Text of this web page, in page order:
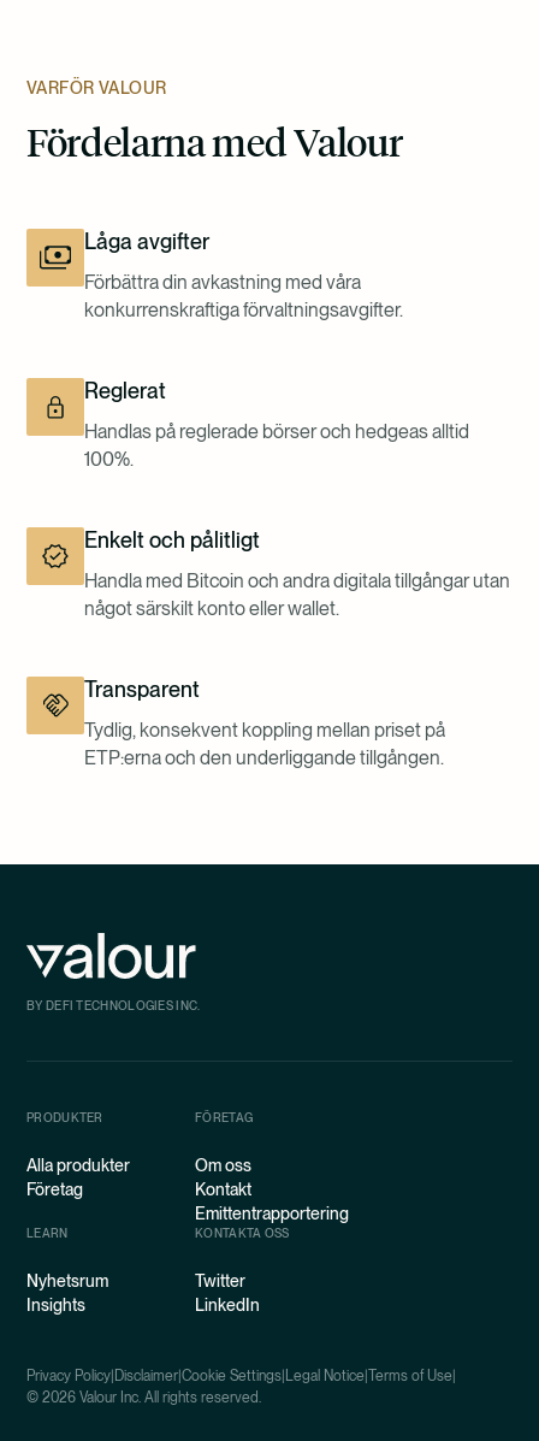
VARFÖR VALOUR
Fördelarna med Valour
Låga avgifter
Förbättra din avkastning med våra
konkurrenskraftiga förvaltningsavgifter.
Reglerat
Handlas på reglerade börser och hedgeas alltid
100%.
Enkelt och pålitligt
Handla med Bitcoin och andra digitala tillgångar utan
något särskilt konto eller wallet.
Transparent
Tydlig, konsekvent koppling mellan priset på
ETP:erna och den underliggande tillgången.
BY DEFI TECHNOLOGIES INC.
PRODUKTER
Alla produkter
Företag
FÖRETAG
Om oss
Kontakt
Emittentrapportering
LEARN
Nyhetsrum
Insights
KONTAKTA OSS
Twitter
LinkedIn
Privacy Policy Disclaimer Cookie Settings Legal Notice Terms of Use
© 2026 Valour Inc. All rights reserved.